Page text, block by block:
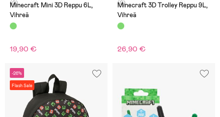
(0)
Minecraft Mini 3D Reppu 6L,
Vihreä
19,90 €
(0)
Minecraft 3D Trolley Reppu 9L,
Vihreä
26,90 €
-26%
Flash Sale